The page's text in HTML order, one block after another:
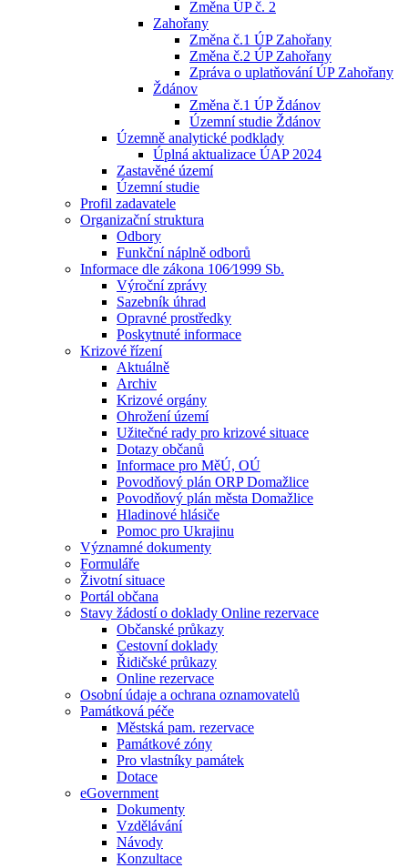
Změna ÚP č. 2
Zahořany
Změna č.1 ÚP Zahořany
Změna č.2 ÚP Zahořany
Zpráva o uplatňování ÚP Zahořany
Ždánov
Změna č.1 ÚP Ždánov
Územní studie Ždánov
Územně analytické podklady
Úplná aktualizace ÚAP 2024
Zastavěné území
Územní studie
Profil zadavatele
Organizační struktura
Odbory
Funkční náplně odborů
Informace dle zákona 106⁄1999 Sb.
Výroční zprávy
Sazebník úhrad
Opravné prostředky
Poskytnuté informace
Krizové řízení
Aktuálně
Archiv
Krizové orgány
Ohrožení území
Užitečné rady pro krizové situace
Dotazy občanů
Informace pro MěÚ, OÚ
Povodňový plán ORP Domažlice
Povodňový plán města Domažlice
Hladinové hlásiče
Pomoc pro Ukrajinu
Významné dokumenty
Formuláře
Životní situace
Portál občana
Stavy žádostí o doklady Online rezervace
Občanské průkazy
Cestovní doklady
Řidičské průkazy
Online rezervace
Osobní údaje a ochrana oznamovatelů
Památková péče
Městská pam. rezervace
Památkové zóny
Pro vlastníky památek
Dotace
eGovernment
Dokumenty
Vzdělávání
Návody
Konzultace